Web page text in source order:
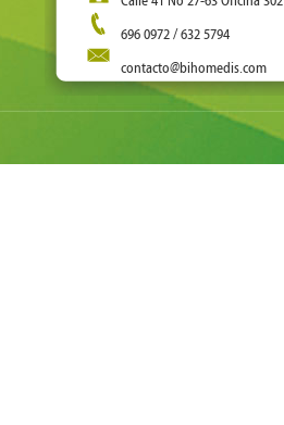
696 0972 / 632 5794
contacto@bihomedis.com